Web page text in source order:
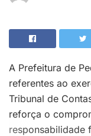
A Prefeitura de
referentes ao
Tribunal de
reforça o
responsabilidade